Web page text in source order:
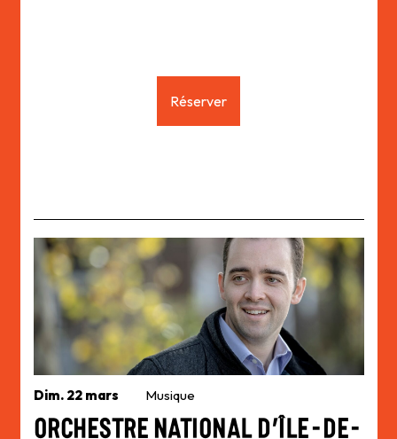
Réserver
Dim. 22 mars Musique
Orchestre National d’Île-de-